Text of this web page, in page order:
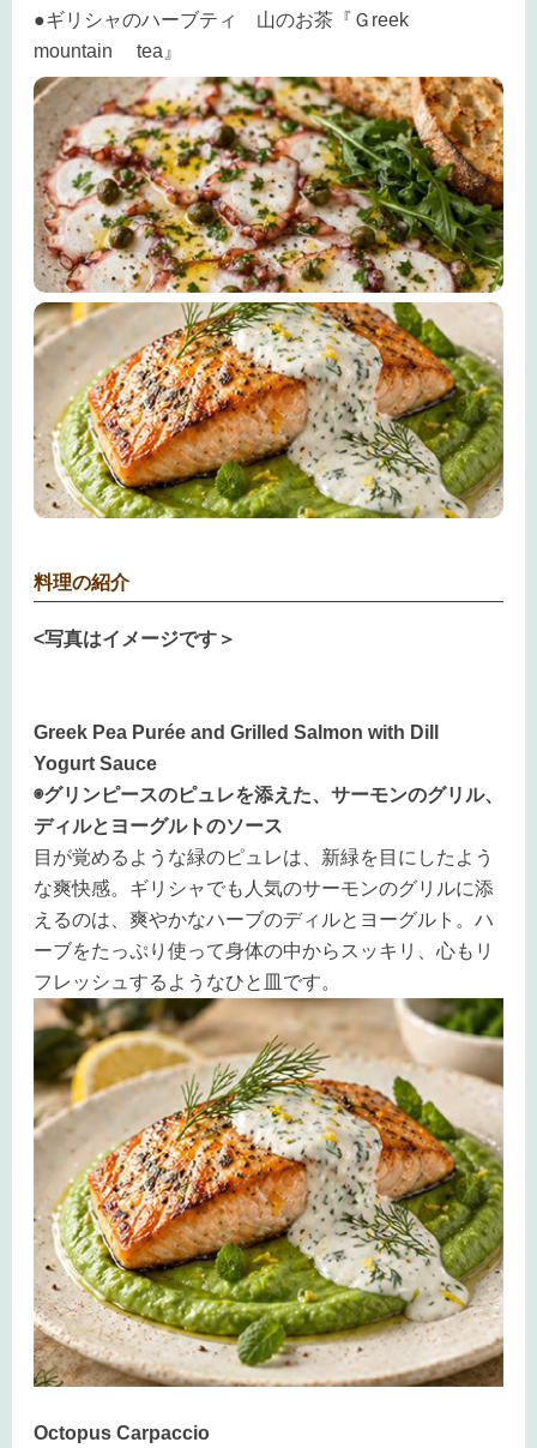
●ギリシャのハーブティ 山のお茶『Ｇreek
mountain tea』
料理の紹介
<写真はイメージです＞
Greek Pea Purée and Grilled Salmon with Dill
Yogurt Sauce
◉グリンピースのピュレを添えた、サーモンのグリル、
ディルとヨーグルトのソース
目が覚めるような緑のピュレは、新緑を目にしたよう
な爽快感。ギリシャでも人気のサーモンのグリルに添
えるのは、爽やかなハーブのディルとヨーグルト。ハ
ーブをたっぷり使って身体の中からスッキリ、心もリ
フレッシュするようなひと皿です。
Octopus Carpaccio